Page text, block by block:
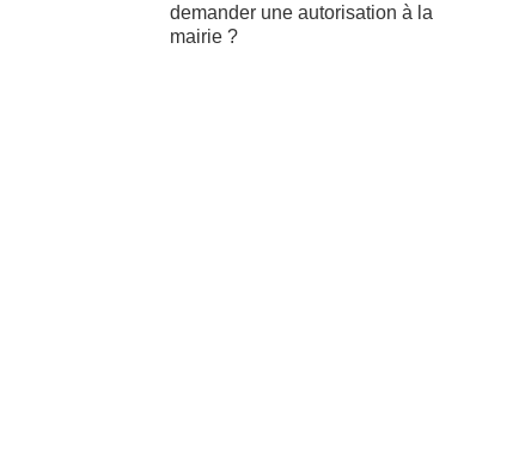
demander une autorisation à la
mairie ?